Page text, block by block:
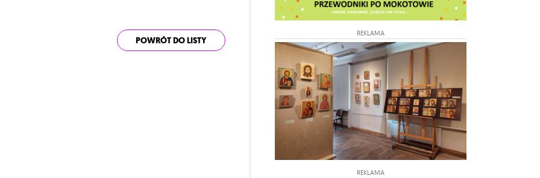
POWRÓT DO LISTY
REKLAMA
REKLAMA